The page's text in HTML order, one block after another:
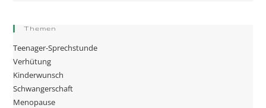
Themen
Teenager-Sprechstunde
Verhütung
Kinderwunsch
Schwangerschaft
Menopause